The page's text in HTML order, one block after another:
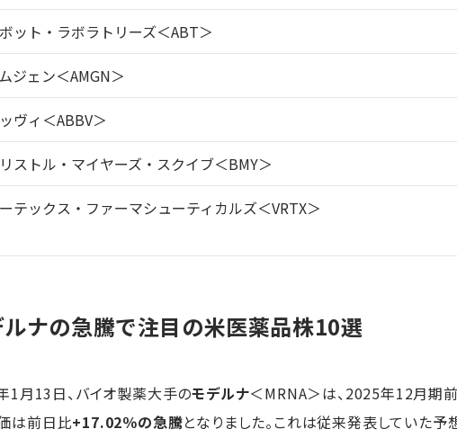
ット・ラボラトリーズ＜ABT＞
ジェン＜AMGN＞
ヴィ＜ABBV＞
ストル・マイヤーズ・スクイブ＜BMY＞
テックス・ファーマシューティカルズ＜VRTX＞
ナの急騰で注目の米医薬品株10選
1月13日、バイオ製薬大手のモデルナ＜MRNA＞は、2025年12月期
は前日比+17.02％の急騰となりました。これは従来発表していた